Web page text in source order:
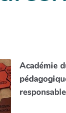
Académie